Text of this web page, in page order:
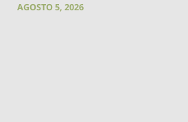
AGOSTO 5, 2026